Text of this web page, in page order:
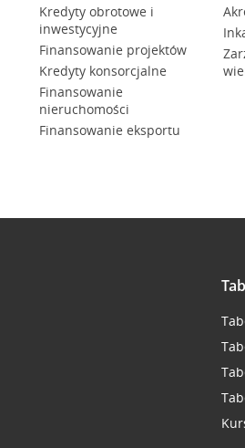
Kredyty obrotowe i
inwestycyjne
Finansowanie projektów
Kredyty konsorcjalne
Finansowanie
nieruchomości
Finansowanie eksportu